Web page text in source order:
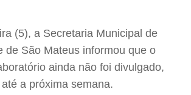
(5), a Secretaria Municipal de
de São Mateus informou que o
ainda não foi divulgado,
a próxima semana.